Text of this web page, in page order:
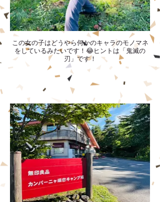
この女の子はどうやら何かのキャラのモノマネ
をしているみたいです！😂ヒントは「鬼滅の
刃」です！